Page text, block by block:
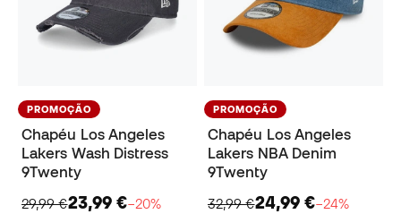
PROMOÇÃO
Chapéu Los Angeles
Lakers Wash Distress
9Twenty
29,99 €23,99 €−20%
PROMOÇÃO
Chapéu Los Angeles
Lakers NBA Denim
9Twenty
32,99 €24,99 €−24%